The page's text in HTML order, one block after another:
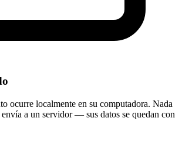
ocurre localmente en su computadora. Nada
envía a un servidor — sus datos se quedan con